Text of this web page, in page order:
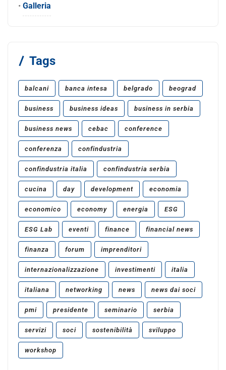
• Galleria
Tags
balcani banca intesa belgrado beograd
business business ideas business in serbia
business news cebac conference
conferenza confindustria
confindustria italia confindustria serbia
cucina day development economia
economico economy energia ESG
ESG Lab eventi finance financial news
finanza forum imprenditori
internazionalizzazione investimenti italia
italiana networking news news dai soci
pmi presidente seminario serbia
servizi soci sostenibilità sviluppo
workshop